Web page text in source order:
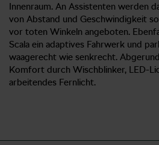
Innenraum. An Assistenten werden
von Abstand und Geschwindigkeit
vor toten Winkeln angeboten.
Scala ein adaptives Fahrwerk und
waagerecht wie senkrecht.
Komfort durch Wischblinker, LED-
arbeitendes Fernlicht.